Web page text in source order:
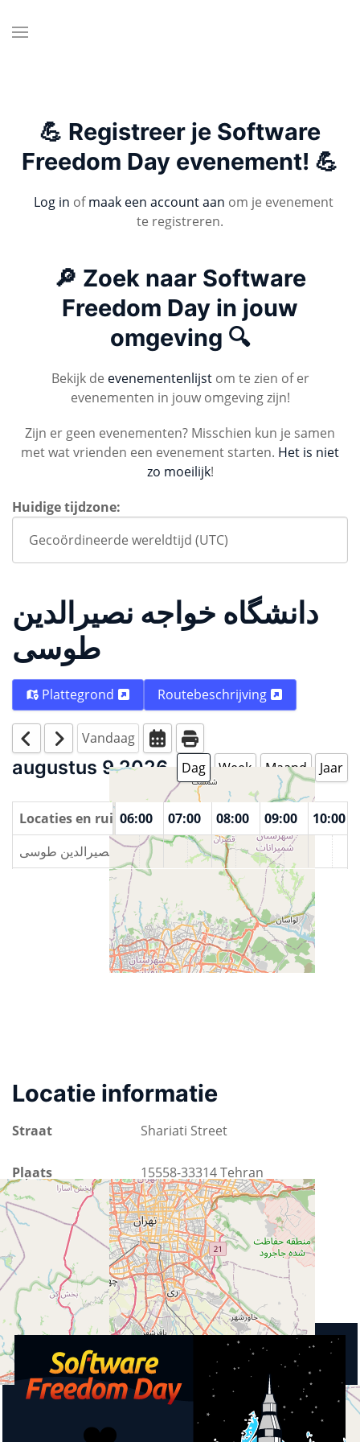
💪 Registreer je Software
Freedom Day evenement! 💪
Log in ofmaak een account aan om je evenement
te registreren.
🔎 Zoek naar Software
Freedom Day in jouw
omgeving 🔍
Bekijk de evenementenlijstom te zien of er
evenementen in jouw omgeving zijn!
Zijn er geen evenementen? Misschien kun je samen
met wat vrienden een evenement starten. Het is niet
zo moeilijk!
Huidige tijdzone:
دانشگاه خواجه نصیرالدین
طوسی
Plattegrond Routebeschrijving
Vandaag
augustus 9 2026 Dag Week Maand Jaar
Locaties en ruimtes
04:00 05:00 06:00 07:00 08:00 09:00
10:00
دانشگاه خواجه نصیرالدین طوسی
Locatie informatie
Straat Shariati Street
Plaats 15558-33314 Tehran
Provincie Tehran County
Land Iran
Aankomende activiteiten